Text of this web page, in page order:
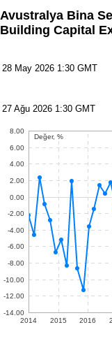
Avustralya Bina
Building Capital
28 May 2026 1:30 GMT
27 Ağu 2026 1:30 GMT